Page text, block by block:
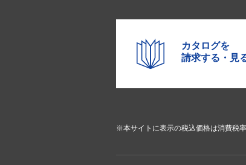
カタログを
請求する・見
※本サイトに表示の税込価格は消費税